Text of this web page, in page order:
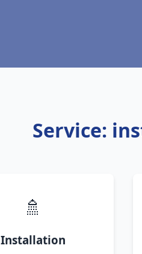
Service:
🚿
Installation